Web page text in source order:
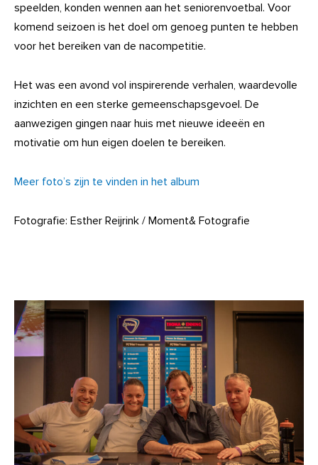
speelden, konden wennen aan het seniorenvoetbal. Voor
komend seizoen is het doel om genoeg punten te hebben
voor het bereiken van de nacompetitie.
Het was een avond vol inspirerende verhalen, waardevolle
inzichten en een sterke gemeenschapsgevoel. De
aanwezigen gingen naar huis met nieuwe ideeën en
motivatie om hun eigen doelen te bereiken.
Meer foto’s zijn te vinden in het album
Fotografie: Esther Reijrink / Moment& Fotografie